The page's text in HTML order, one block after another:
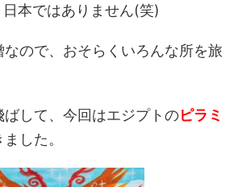
本ではありません(笑)
なので、おそらくいろんな所を旅
して、今回はエジプトのピラミ
した。